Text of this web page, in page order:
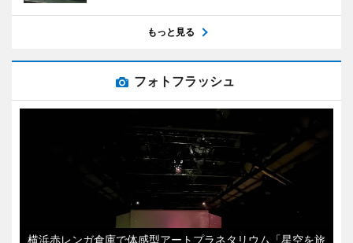
もっと見る
フォトフラッシュ
横浜赤レンガ倉庫で体感型アートプラネタリウム「星空を旅